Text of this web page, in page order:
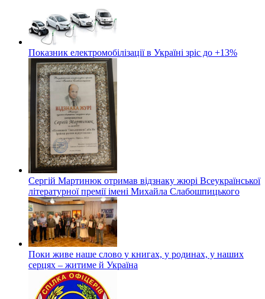
Показник електромобілізації в Україні зріс до +13%
Сергій Мартинюк отримав відзнаку жюрі Всеукраїнської
літературної премії імені Михайла Слабошпицького
Поки живе наше слово у книгах, у родинах, у наших
серцях – житиме й Україна